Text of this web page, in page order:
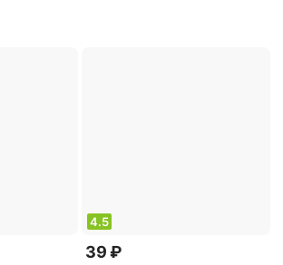
4.5
39 ₽